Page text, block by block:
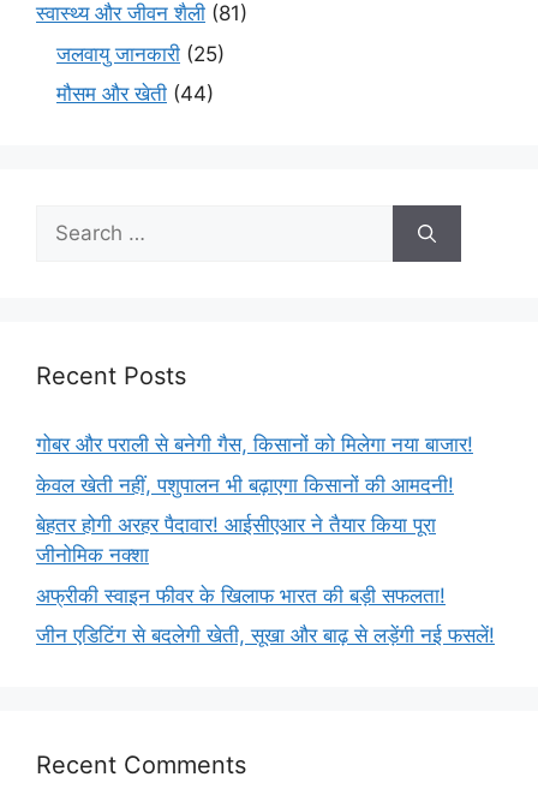
स्वास्थ्य और जीवन शैली (81)
जलवायु जानकारी (25)
मौसम और खेती (44)
Recent Posts
गोबर और पराली से बनेगी गैस, किसानों को मिलेगा नया बाजार!
केवल खेती नहीं, पशुपालन भी बढ़ाएगा किसानों की आमदनी!
बेहतर होगी अरहर पैदावार! आईसीएआर ने तैयार किया पूरा
जीनोमिक नक्शा
अफ्रीकी स्वाइन फीवर के खिलाफ भारत की बड़ी सफलता!
जीन एडिटिंग से बदलेगी खेती, सूखा और बाढ़ से लड़ेंगी नई फसलें!
Recent Comments